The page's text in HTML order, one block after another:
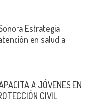
Estrategia
en salud a
A JÓVENES EN
CIVIL